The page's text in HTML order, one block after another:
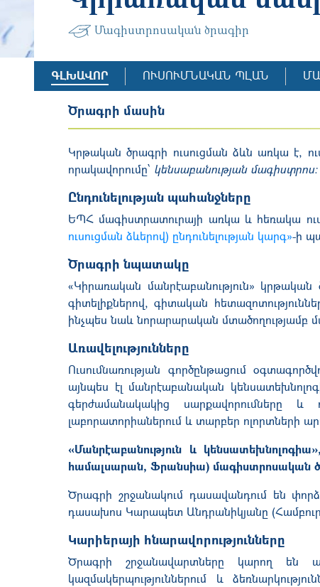
Մագիստրոսական ծրագիր
ԳԼԽԱՎՈՐ ՈՒՍՈՒՄՆԱԿԱՆ ՊԼԱՆ
Ծրագրի մասին
Կրթական ծրագրի ուսուցման ձևն առկա է,
որակավորումը՝ կենսաբանության մագիստրոս։
Ընդունելության պահանջները
ԵՊՀ մագիստրատուրայի առկա և հեռակա
ուսուցման ձևերով) ընդունելության կարգ»-ի
Ծրագրի նպատակը
«Կիրառական մանրէաբանություն»
գիտելիքներով, գիտական
ինչպես նաև նորարարական մտածողությամբ
Առավելությունները
Ուսումնառության գործընթացում
այնպես էլ մանրէաբանական
գերժամանակակից սարքավորումները
լաբորատորիաներում և տարբեր ոլորտների
«Մանրէաբանություն և
համալսարան, Ֆրանսիա) մագիստրոսական
Ծրագրի շրջանակում դասավանդում են
դասախոս Կարապետ Անդրանիկյանը
Կարիերայի հնարավորությունները
Ծրագրի շրջանավարտները կարող են
կազմակերպություններում և